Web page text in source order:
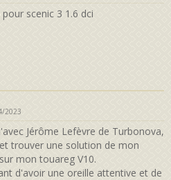
scenic 3 1.6 dci
2023
Jérôme Lefèvre de Turbonova,
trouver une solution de mon
mon touareg V10.
d'avoir une oreille attentive et de